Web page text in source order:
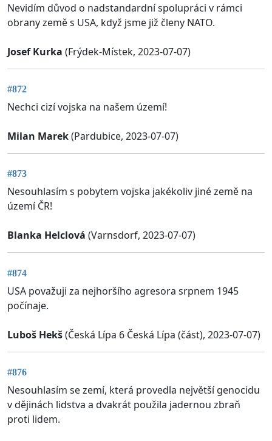
Nevidím důvod o nadstandardní spolupráci v rámci
obrany země s USA, když jsme již členy NATO.
Josef Kurka (Frýdek-Místek, 2023-07-07)
#872
Nechci cizí vojska na našem území!
Milan Marek(Pardubice, 2023-07-07)
#873
Nesouhlasím s pobytem vojska jakékoliv jiné země na
území ČR!
Blanka Helclová (Varnsdorf, 2023-07-07)
#874
USA považuji za nejhoršího agresora srpnem 1945
počínaje.
Luboš Hekš(Česká Lípa 6 Česká Lípa (část), 2023-07-07)
#876
Nesouhlasím se zemí, která provedla největší genocidu
v dějinách lidstva a dvakrát použila jadernou zbraň
proti lidem.